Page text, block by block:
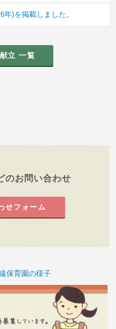
年)を掲載しました。
立 一覧
のお問い合わせ
せフォーム